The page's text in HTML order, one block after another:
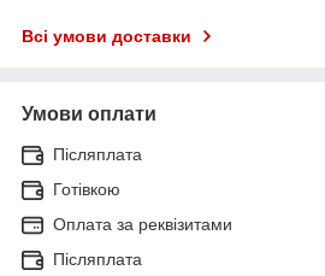
Всі умови доставки
Умови оплати
Післяплата
Готівкою
Оплата за реквізитами
Післяплата